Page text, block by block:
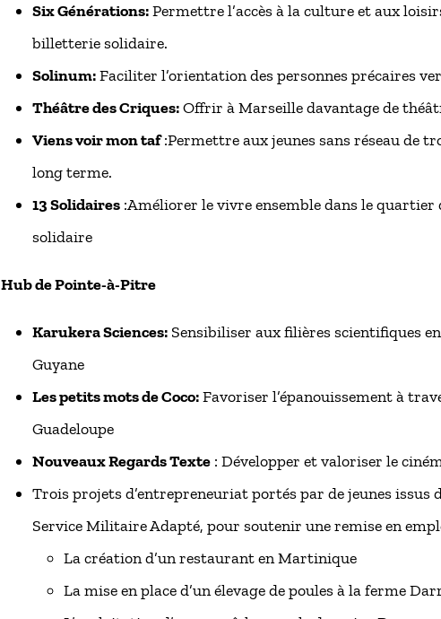
Six Générations:Permettre l’accès à la culture et aux
billetterie solidaire.
Solinum:Faciliter l’orientation des personnes précaires
Théâtre des Criques:Offrir à Marseille davantage de
Viens voir mon taf:Permettre aux jeunes sans réseau de
long terme.
13 Solidaires :Améliorer le vivre ensemble dans le
solidaire
Hub de Pointe-à-Pitre
Karukera Sciences: Sensibiliser aux filières scientifiques
Guyane
Les petits mots de Coco:Favoriser l’épanouissement à
Guadeloupe
Nouveaux Regards Texte : Développer et valoriser le
Trois projets d’entrepreneuriat portés par de jeunes issus
Service Militaire Adapté, pour soutenir une remise en
La création d’un restaurant en Martinique
La mise en place d’un élevage de poules à la ferme